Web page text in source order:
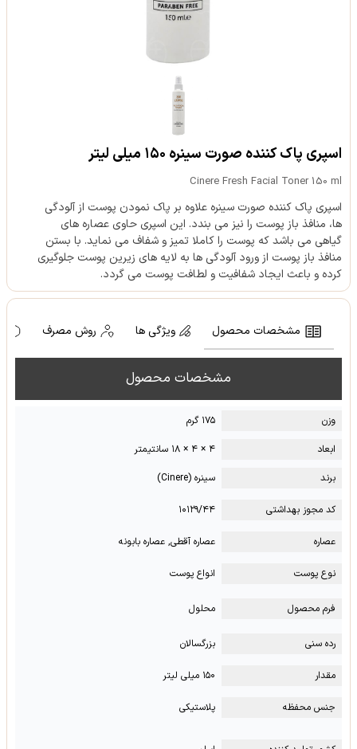
اسپری پاک کننده صورت سینره ۱۵۰ میلی لیتر
Cinere Fresh Facial Toner 150 ml
اسپری پاک کننده صورت سینره علاوه بر پاک نمودن پوست از آلودگی
ها، منافذ باز پوست را نیز می بندد. این اسپری حاوی عصاره های
گیاهی می باشد که پوست را کاملا تمیز و شفاف می نماید. با بستن
منافذ باز پوست از ورود آلودگی ها به لایه های زیرین پوست جلوگیری
کرده و باعث ایجاد شفافیت و لطافت پوست می گردد.
مشخصات محصول ویژگی ها روش مصرف
مشخصات محصول
وزن
۱۷۵ گرم
ابعاد
۴ × ۴ × ۱۸ سانتیمتر
برند
سینره (Cinere)
کد مجوز بهداشتی ۱۰۱۲۹/۴۴
عصاره عصاره آقطی, عصاره بابونه
نوع پوست انواع پوست
فرم محصول محلول
رده سنی بزرگسالان
مقدار ۱۵۰ میلی لیتر
جنس محفظه پلاستیکی